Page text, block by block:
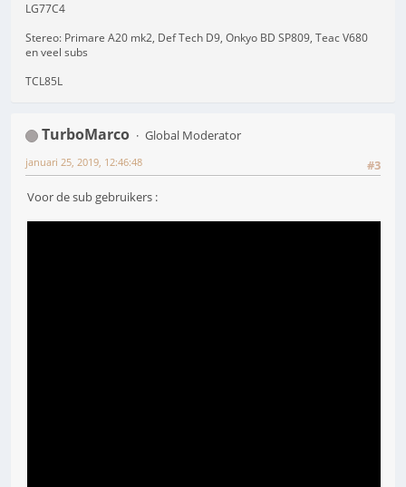
LG77C4
Stereo: Primare A20 mk2, Def Tech D9, Onkyo BD SP809, Teac V680
en veel subs
TCL85L
TurboMarco
Global Moderator
#3
januari 25, 2019, 12:46:48
Voor de sub gebruikers :